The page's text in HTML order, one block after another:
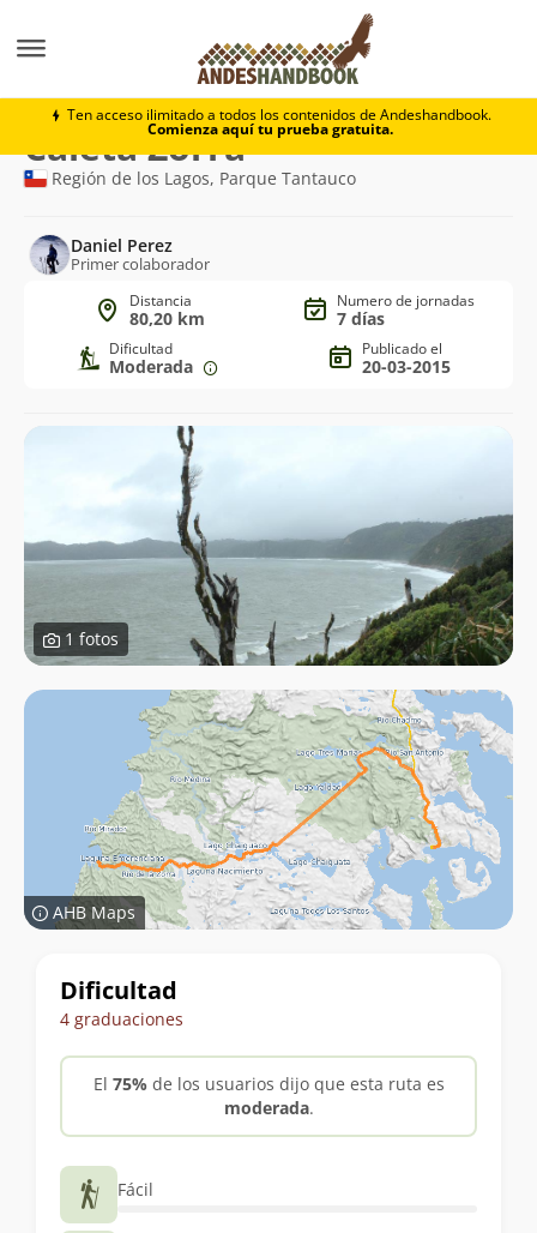
Ten acceso ilimitado a todos los contenidos de Andeshandbook.
Comienza aquí tu prueba gratuita.
Caleta Zorra
Ruta
de
trekking
Caleta Zorra
Región de los Lagos, Parque Tantauco
Daniel Perez
Primer colaborador
Distancia
80,20 km
Numero de jornadas
7 días
Dificultad
Moderada
Publicado el
20-03-2015
1 fotos
AHB Maps
Datos
del
trekking
Dificultad
4 graduaciones
El 75% de los usuarios dijo que esta ruta es
moderada.
Fácil